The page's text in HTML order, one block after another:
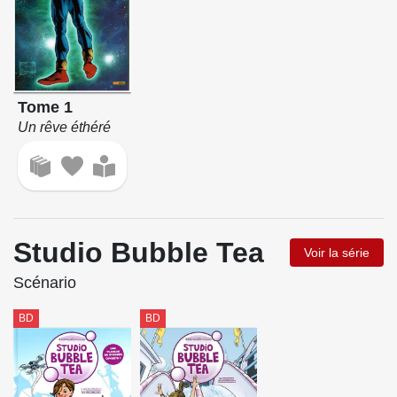
Tome 1
Un rêve éthéré
Studio Bubble Tea Voir la série
Scénario
BD BD